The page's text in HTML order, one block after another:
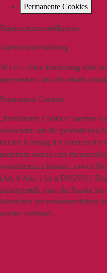
Permanente Cookies
Datenschutzeinstellungen
Datenschutzerklärung
NOTE: Diese Einstellung wird
angewendet, das Sie derzeit
Permanente Cookies
„Permanente Cookies“ werden
verwendet, um die persönlichen
bei der Nutzung der Services der
speichern und so eine
vornehmen zu können, soweit
(Art. 6 Abs. 1 lit. a DSGVO).
sichergestellt, dass der Kunde bei
Webseiten der verantwortlichen
wieder vorfindet.